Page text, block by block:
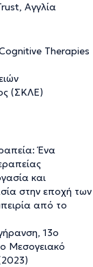
Αγγλία
Therapies
(ΣΚΛΕ)
Ένα
και
στην εποχή των
από το
13ο
Μεσογειακό